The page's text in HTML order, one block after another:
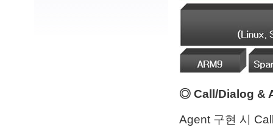
◎ Call/Dialog &
Agent 구현 시